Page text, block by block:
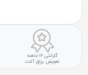
گارانتی ۱۲ ماهه
تعویض یراق آلات